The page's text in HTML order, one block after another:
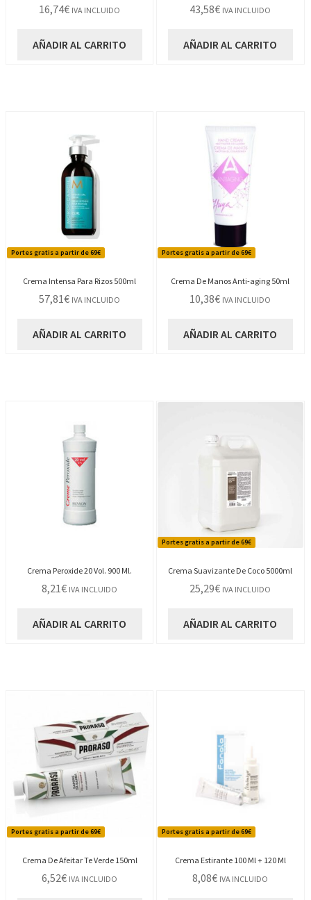
16,74€ IVA INCLUIDO
AÑADIR AL CARRITO
43,58€ IVA INCLUIDO
AÑADIR AL CARRITO
Portes gratis a partir de 69€
Crema Intensa Para Rizos 500ml
57,81€ IVA INCLUIDO
AÑADIR AL CARRITO
Portes gratis a partir de 69€
Crema De Manos Anti-aging 50ml
10,38€ IVA INCLUIDO
AÑADIR AL CARRITO
Crema Peroxide 20 Vol. 900 Ml.
8,21€ IVA INCLUIDO
AÑADIR AL CARRITO
Portes gratis a partir de 69€
Crema Suavizante De Coco 5000ml
25,29€ IVA INCLUIDO
AÑADIR AL CARRITO
Portes gratis a partir de 69€
Crema De Afeitar Te Verde 150ml
6,52€ IVA INCLUIDO
Portes gratis a partir de 69€
Crema Estirante 100 Ml + 120 Ml
8,08€ IVA INCLUIDO